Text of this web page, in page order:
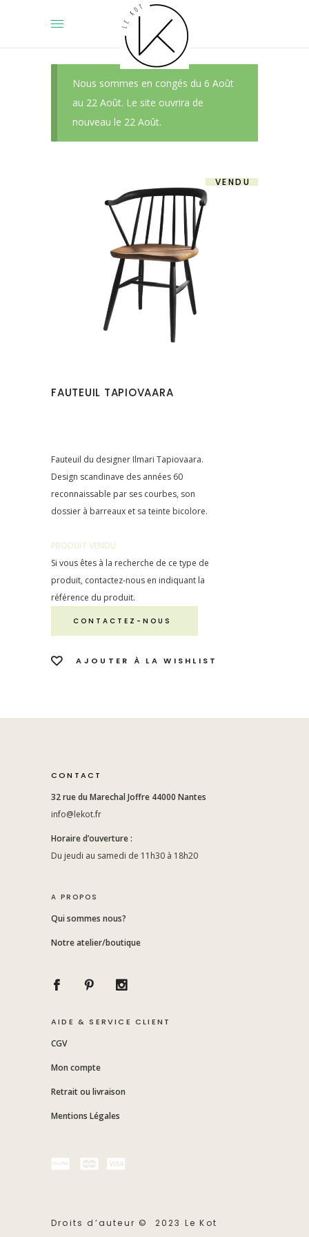
Nous sommes en congés du 6 Août
au 22 Août. Le site ouvrira de
nouveau le 22 Août.
VENDU
FAUTEUIL TAPIOVAARA
Fauteuil du designer Ilmari Tapiovaara.
Design scandinave des années 60
reconnaissable par ses courbes, son
dossier à barreaux et sa teinte bicolore.
PRODUIT VENDU
Si vous êtes à la recherche de ce type de
produit, contactez-nous en indiquant la
référence du produit.
CONTACTEZ-NOUS
AJOUTER À LA WISHLIST
CONTACT
32 rue du Marechal Joffre 44000 Nantes
info@lekot.fr
Horaire d’ouverture :
Du jeudi au samedi de 11h30 à 18h20
A PROPOS
Qui sommes nous?
Notre atelier/boutique
AIDE & SERVICE CLIENT
CGV
Mon compte
Retrait ou livraison
Mentions Légales
Droits d’auteur © 2023 Le Kot